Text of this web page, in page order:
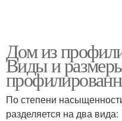
Дом из
Виды и
По степени
разделяется на два вида: